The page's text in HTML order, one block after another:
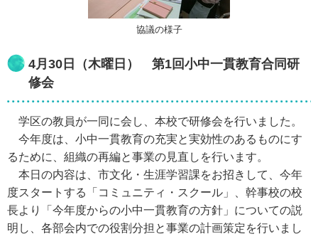
協議の様子
4月30日（木曜日） 第1回小中一貫教育合同研
修会
学区の教員が一同に会し、本校で研修会を行いました。
今年度は、小中一貫教育の充実と実効性のあるものにす
るために、組織の再編と事業の見直しを行います。
本日の内容は、市文化・生涯学習課をお招きして、今年
度スタートする「コミュニティ・スクール」、幹事校の校
長より「今年度からの小中一貫教育の方針」についての説
明し、各部会内での役割分担と事業の計画策定を行いまし